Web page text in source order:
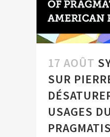
17 AOÛT
SUR
USAGES DU